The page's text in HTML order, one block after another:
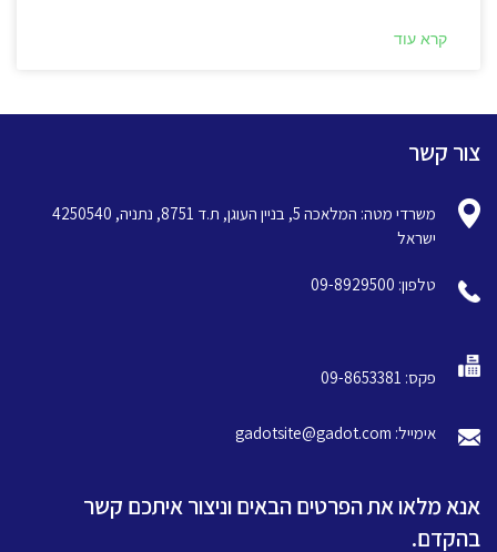
קרא עוד
צור קשר
משרדי מטה: המלאכה 5, בניין העוגן, ת.ד 8751, נתניה, 4250540
ישראל
טלפון: 09-8929500
פקס: 09-8653381
אימייל: gadotsite@gadot.com
אנא מלאו את הפרטים הבאים וניצור איתכם קשר
בהקדם.